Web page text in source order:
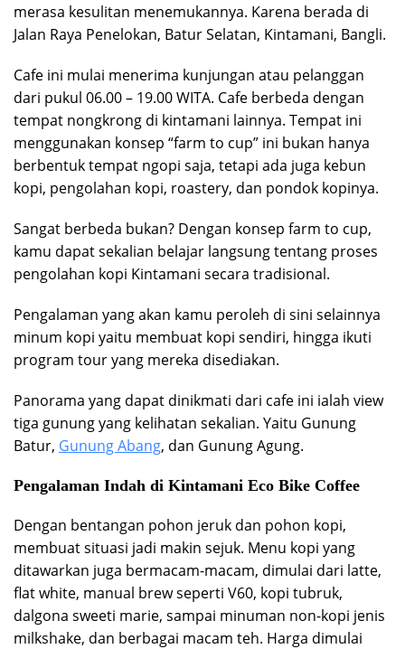
merasa kesulitan menemukannya. Karena berada di
Jalan Raya Penelokan, Batur Selatan, Kintamani, Bangli.
Cafe ini mulai menerima kunjungan atau pelanggan
dari pukul 06.00 – 19.00 WITA. Cafe berbeda dengan
tempat nongkrong di kintamani lainnya. Tempat ini
menggunakan konsep “farm to cup” ini bukan hanya
berbentuk tempat ngopi saja, tetapi ada juga kebun
kopi, pengolahan kopi, roastery, dan pondok kopinya.
Sangat berbeda bukan? Dengan konsep farm to cup,
kamu dapat sekalian belajar langsung tentang proses
pengolahan kopi Kintamani secara tradisional.
Pengalaman yang akan kamu peroleh di sini selainnya
minum kopi yaitu membuat kopi sendiri, hingga ikuti
program tour yang mereka disediakan.
Panorama yang dapat dinikmati dari cafe ini ialah view
tiga gunung yang kelihatan sekalian. Yaitu Gunung
Batur, Gunung Abang, dan Gunung Agung.
Pengalaman Indah di Kintamani Eco Bike Coffee
Dengan bentangan pohon jeruk dan pohon kopi,
membuat situasi jadi makin sejuk. Menu kopi yang
ditawarkan juga bermacam-macam, dimulai dari latte,
flat white, manual brew seperti V60, kopi tubruk,
dalgona sweeti marie, sampai minuman non-kopi jenis
milkshake, dan berbagai macam teh. Harga dimulai